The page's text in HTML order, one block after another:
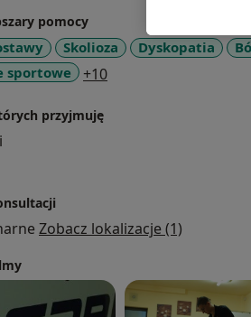
pomocy
Skolioza Dyskopatia
sportowe
+10
przyjmuję
Zobacz lokalizacje (1)